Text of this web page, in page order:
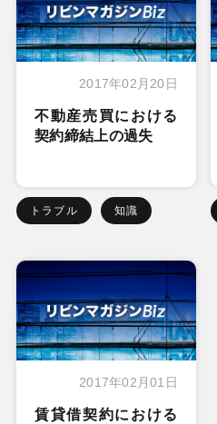
2017年02月20日
不動産売買における
契約締結上の過失
トラブル 知識
2017年02月01日
賃貸借契約における